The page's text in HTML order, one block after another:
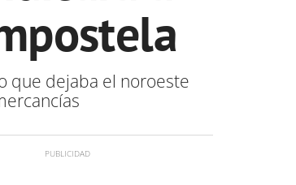
que dejaba el noroeste